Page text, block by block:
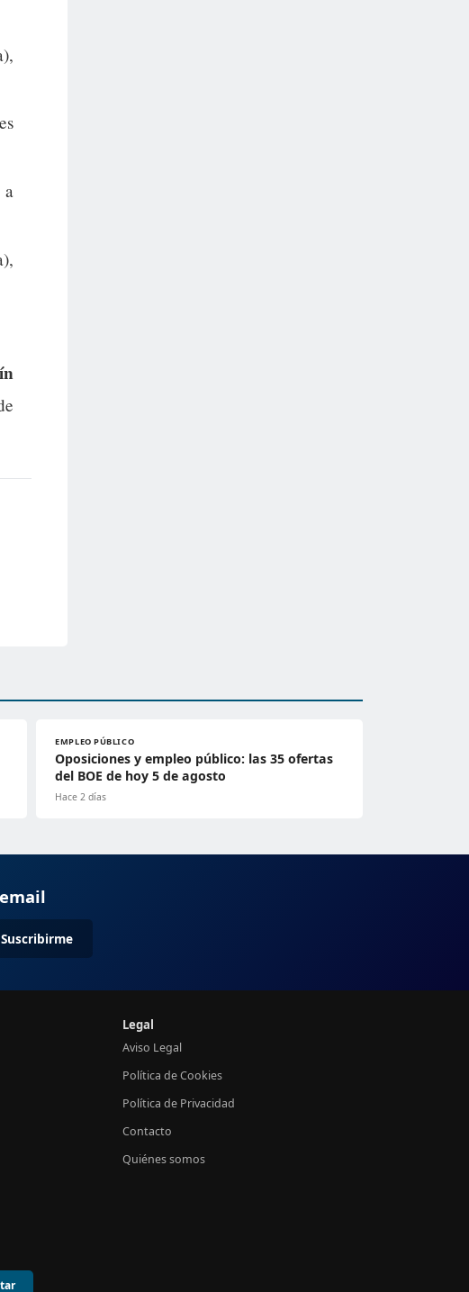
a
EMPLEO PÚBLICO
Oposiciones y empleo público: las 35 ofertas
del BOE de hoy 5 de agosto
Hace 2 días
Suscribirme
Legal
Aviso Legal
Política de Cookies
Política de Privacidad
Contacto
Quiénes somos